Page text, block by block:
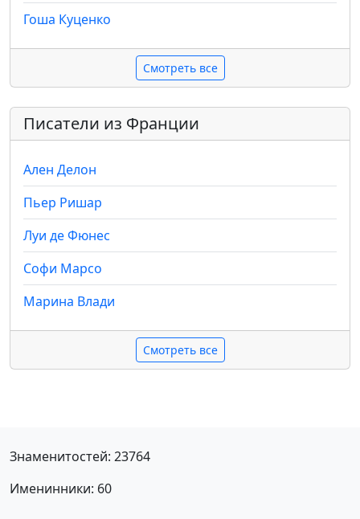
Гоша Куценко
Смотреть все
Писатели из Франции
Ален Делон
Пьер Ришар
Луи де Фюнес
Софи Марсо
Марина Влади
Смотреть все
Знаменитостей: 23764
Именинники: 60